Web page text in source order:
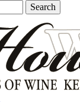
Search